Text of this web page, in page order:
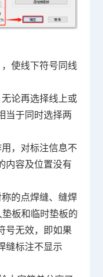
使线下符号同线
无论再选择线上或
当于同时选择两
，对标注信息不
内容及位置没有
称的点焊缝、缝焊
板和临时垫板的
号无效，即如果
缝标注不显示